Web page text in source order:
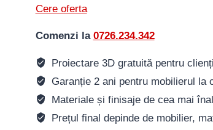
Cere oferta
Comenzi la 0726.234.342
Proiectare 3D gratuită pentru
Garanție 2 ani pentru mobilierul la
Materiale și finisaje de cea mai
Prețul final depinde de mobilier,